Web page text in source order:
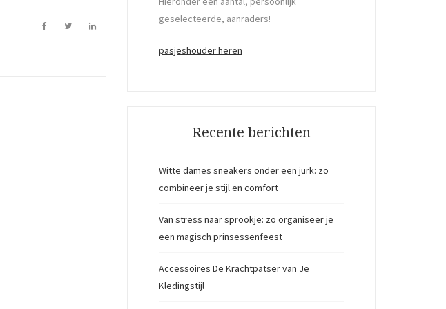
geselecteerde, aanraders!
pasjeshouder heren
Recente berichten
Witte dames sneakers onder een jurk: zo
combineer je stijl en comfort
Van stress naar sprookje: zo organiseer je
een magisch prinsessenfeest
Accessoires De Krachtpatser van Je
Kledingstijl